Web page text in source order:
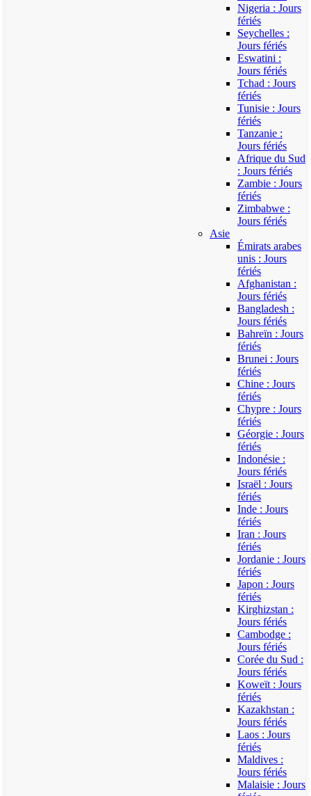
Nigeria : Jours
fériés
Seychelles :
Jours fériés
Eswatini :
Jours fériés
Tchad : Jours
fériés
Tunisie : Jours
fériés
Tanzanie :
Jours fériés
Afrique du Sud
: Jours fériés
Zambie : Jours
fériés
Zimbabwe :
Jours fériés
Asie
Émirats arabes
unis : Jours
fériés
Afghanistan :
Jours fériés
Bangladesh :
Jours fériés
Bahreïn : Jours
fériés
Brunei : Jours
fériés
Chine : Jours
fériés
Chypre : Jours
fériés
Géorgie : Jours
fériés
Indonésie :
Jours fériés
Israël : Jours
fériés
Inde : Jours
fériés
Iran : Jours
fériés
Jordanie : Jours
fériés
Japon : Jours
fériés
Kirghizstan :
Jours fériés
Cambodge :
Jours fériés
Corée du Sud :
Jours fériés
Koweït : Jours
fériés
Kazakhstan :
Jours fériés
Laos : Jours
fériés
Maldives :
Jours fériés
Malaisie : Jours